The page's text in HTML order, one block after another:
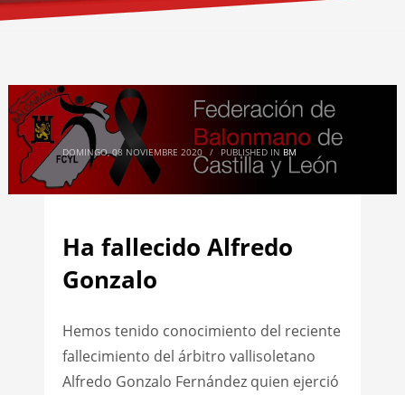
DOMINGO, 08 NOVIEMBRE 2020 / PUBLISHED IN BM
Ha fallecido Alfredo
Gonzalo
Hemos tenido conocimiento del reciente
fallecimiento del árbitro vallisoletano
Alfredo Gonzalo Fernández quien ejerció